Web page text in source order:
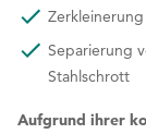
Separierung
Stahlschrott
Aufgrund ihrer